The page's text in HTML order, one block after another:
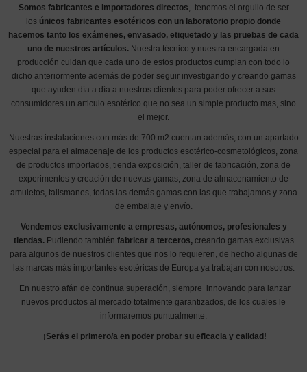
Somos fabricantes e importadores directos, tenemos el orgullo de ser
los únicos fabricantes esotéricos con un laboratorio propio donde
hacemos tanto los exámenes, envasado, etiquetado y las pruebas de cada
uno de nuestros artículos. Nuestra técnico y nuestra encargada en
producción cuidan que cada uno de estos productos cumplan con todo lo
dicho anteriormente además de poder seguir investigando y creando gamas
que ayuden día a día a nuestros clientes para poder ofrecer a sus
consumidores un articulo esotérico que no sea un simple producto mas, sino
el mejor.
Nuestras instalaciones con más de 700 m2 cuentan además, con un apartado
especial para el almacenaje de los productos esotérico-cosmetológicos, zona
de productos importados, tienda exposición, taller de fabricación, zona de
experimentos y creación de nuevas gamas, zona de almacenamiento de
amuletos, talismanes, todas las demás gamas con las que trabajamos y zona
de embalaje y envío.
Vendemos exclusivamente a empresas, autónomos, profesionales y
tiendas.Pudiendo también fabricar a terceros,creando gamas exclusivas
para algunos de nuestros clientes que nos lo requieren, de hecho algunas de
las marcas más importantes esotéricas de Europa ya trabajan con nosotros.
En nuestro afán de continua superación, siempre innovando para lanzar
nuevos productos al mercado totalmente garantizados, de los cuales le
informaremos puntualmente.
¡Serás el primero/a en poder probar su eficacia y calidad!